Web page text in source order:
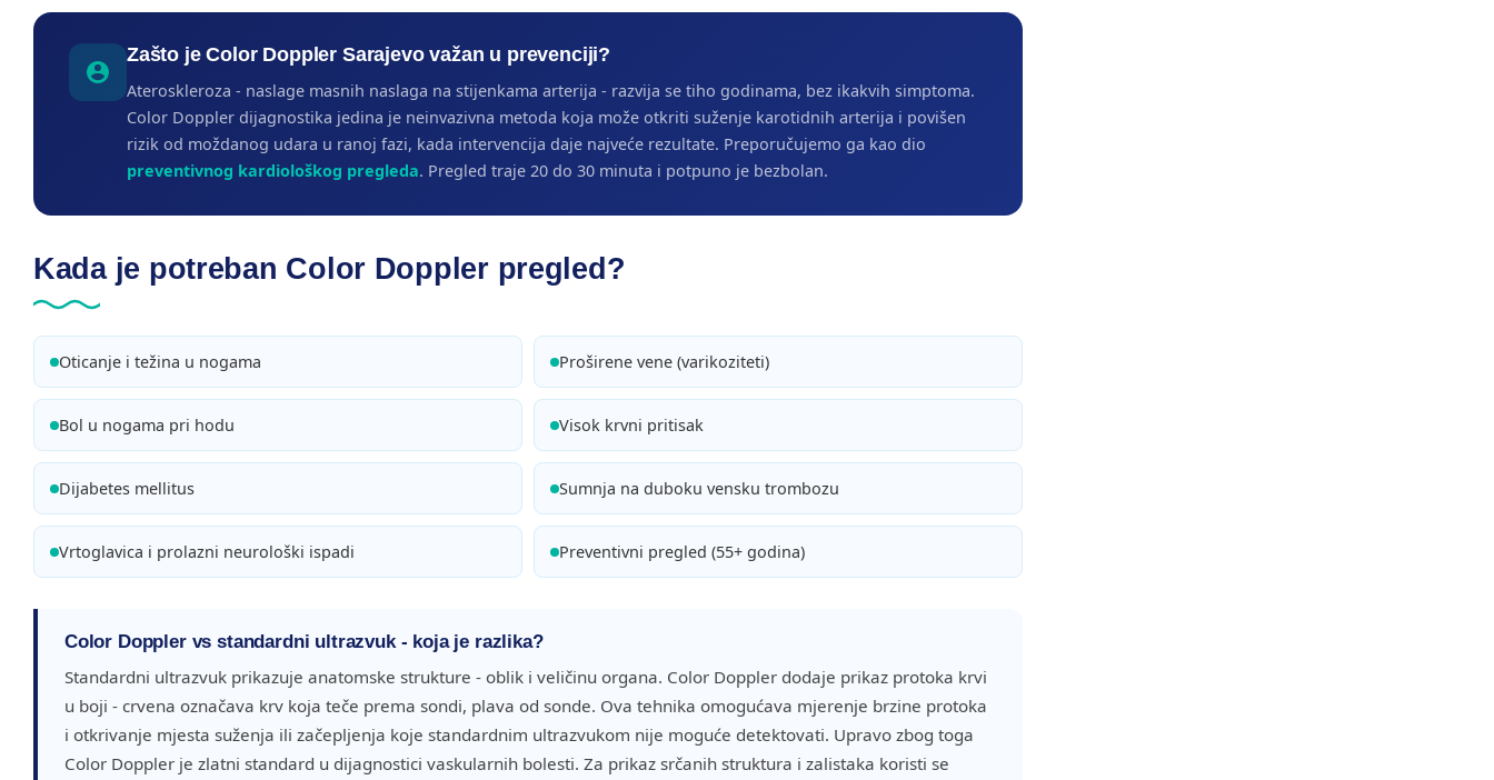
Zašto je Color Doppler Sarajevo važan u prevenciji?
Ateroskleroza - naslage masnih naslaga na stijenkama arterija - razvija se tiho godinama, bez ikakvih simptoma.
Color Doppler dijagnostika jedina je neinvazivna metoda koja može otkriti suženje karotidnih arterija i povišen
rizik od moždanog udara u ranoj fazi, kada intervencija daje najveće rezultate. Preporučujemo ga kao dio
preventivnog kardiološkog pregleda. Pregled traje 20 do 30 minuta i potpuno je bezbolan.
Kada je potreban Color Doppler pregled?
Oticanje i težina u nogama Proširene vene (varikoziteti)
Bol u nogama pri hodu Visok krvni pritisak
Dijabetes mellitus Sumnja na duboku vensku trombozu
Vrtoglavica i prolazni neurološki ispadi Preventivni pregled (55+ godina)
Color Doppler vs standardni ultrazvuk - koja je razlika?
Standardni ultrazvuk prikazuje anatomske strukture - oblik i veličinu organa. Color Doppler dodaje prikaz protoka krvi
u boji - crvena označava krv koja teče prema sondi, plava od sonde. Ova tehnika omogućava mjerenje brzine protoka
i otkrivanje mjesta suženja ili začepljenja koje standardnim ultrazvukom nije moguće detektovati. Upravo zbog toga
Color Doppler je zlatni standard u dijagnostici vaskularnih bolesti. Za prikaz srčanih struktura i zalistaka koristi se